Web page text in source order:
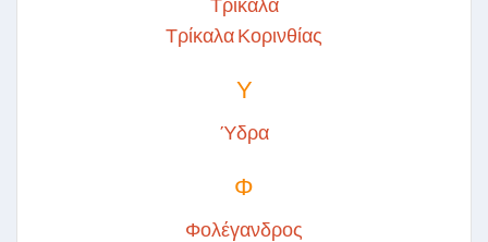
Τρίκαλα Κορινθίας
Υ
Ύδρα
Φ
Φολέγανδρος